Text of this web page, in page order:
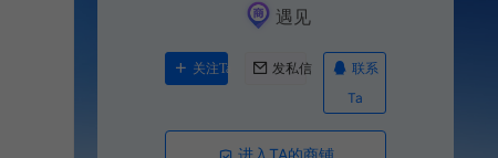
遇见
关注Ta 发私信
联系
Ta
进入TA的商铺